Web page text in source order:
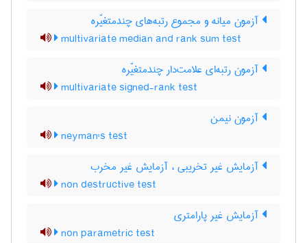
آزمون میانه و مجموع رتبه‌های چندمتغیّره
multivariate median and rank sum test
آزمون رتبه‌ای علامت‌دار چندمتغیّره
multivariate signed-rank test
آزمون نیمن
neyman's test
آزمایش غیر تخریبی ، آزمایش غیر مخرب
non destructive test
آزمایش غیر پارامتری
non parametric test